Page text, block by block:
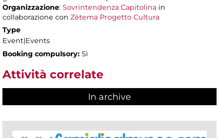
Organizzazione: Sovrintendenza Capitolina in
collaborazione con Zètema Progetto Cultura
Type
Event|Events
Booking compulsory: Sì
Attività correlate
In archive